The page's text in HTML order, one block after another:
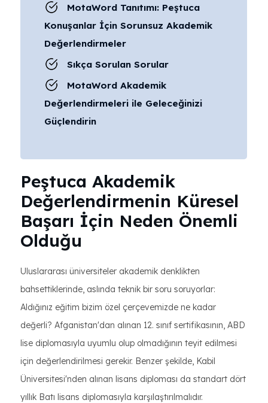
MotaWord Tanıtımı: Peştuca
Konuşanlar İçin Sorunsuz Akademik
Değerlendirmeler
Sıkça Sorulan Sorular
MotaWord Akademik
Değerlendirmeleri ile Geleceğinizi
Güçlendirin
Peştuca Akademik
Değerlendirmenin Küresel
Başarı İçin Neden Önemli
Olduğu
Uluslararası üniversiteler akademik denklikten
bahsettiklerinde, aslında teknik bir soru soruyorlar:
Aldığınız eğitim bizim özel çerçevemizde ne kadar
değerli? Afganistan'dan alınan 12. sınıf sertifikasının, ABD
lise diplomasıyla uyumlu olup olmadığının teyit edilmesi
için değerlendirilmesi gerekir. Benzer şekilde, Kabil
Üniversitesi'nden alınan lisans diploması da standart dört
yıllık Batı lisans diplomasıyla karşılaştırılmalıdır.